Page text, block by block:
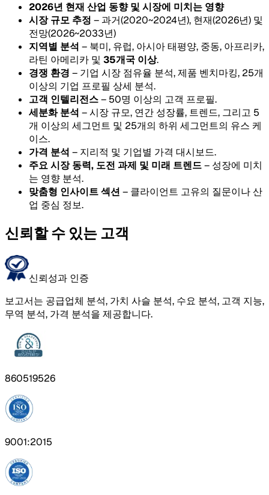
2026년 현재 산업 동향 및 시장에 미치는 영향
시장 규모 추정 – 과거(2020~2024년), 현재(2026년) 및
전망(2026~2033년)
지역별 분석 – 북미, 유럽, 아시아 태평양, 중동, 아프리카,
라틴 아메리카 및 35개국 이상.
경쟁 환경 – 기업 시장 점유율 분석, 제품 벤치마킹, 25개
이상의 기업 프로필 상세 분석.
고객 인텔리전스– 50명 이상의 고객 프로필.
세분화 분석 – 시장 규모, 연간 성장률, 트렌드, 그리고 5
개 이상의 세그먼트 및 25개의 하위 세그먼트의 유스 케
이스.
가격 분석 – 지리적 및 기업별 가격 대시보드.
주요 시장 동력, 도전 과제 및 미래 트렌드– 성장에 미치
는 영향 분석.
맞춤형 인사이트 섹션 – 클라이언트 고유의 질문이나 산
업 중심 정보.
신뢰할 수 있는 고객
신뢰성과 인증
보고서는 공급업체 분석, 가치 사슬 분석, 수요 분석, 고객 지능,
무역 분석, 가격 분석을 제공합니다.
860519526
9001:2015